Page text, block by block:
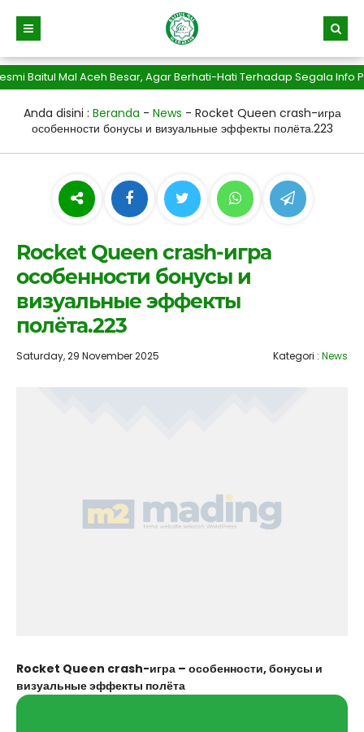
Mal Aceh Besar, Agar Berhati-Hati Terhadap Segala Info
Anda disini : Beranda - News - Rocket Queen crash-игра
особенности бонусы и визуальные эффекты полёта.223
Rocket Queen crash-игра
особенности бонусы и
визуальные эффекты
полёта.223
Saturday, 29 November 2025 Kategori : News
Rocket Queen crash-игра – особенности, бонусы и
визуальные эффекты полёта